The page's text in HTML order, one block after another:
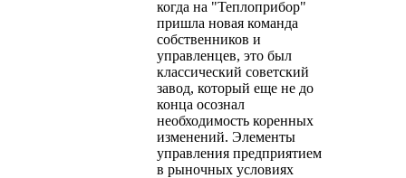
когда на "Теплоприбор"
пришла новая команда
собственников и
управленцев, это был
классический советский
завод, который еще не до
конца осознал
необходимость коренных
изменений. Элементы
управления предприятием
в рыночных условиях